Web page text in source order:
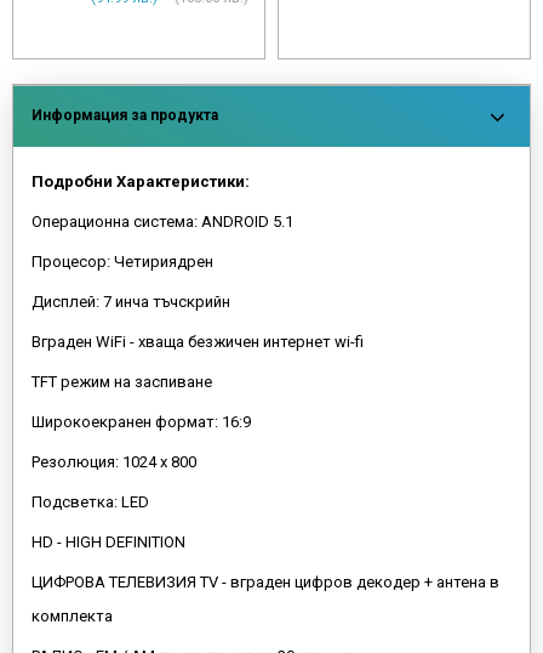
Информация за продукта
Подробни Характеристики:
Операционна система: ANDROID 5.1
Процесор: Четириядрен
Дисплей: 7 инча тъчскрийн
Вграден WiFi - хваща безжичен интернет wi-fi
TFT режим на заспиване
Широкоекранен формат: 16:9
Резолюция: 1024 х 800
Подсветка: LED
HD - HIGH DEFINITION
ЦИФРОВА ТЕЛЕВИЗИЯ TV - вграден цифров декодер + антена в
комплекта